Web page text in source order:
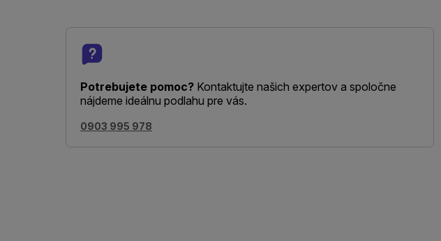
Potrebujete pomoc? Kontaktujte našich expertov a spoločne
nájdeme ideálnu podlahu pre vás.
0903 995 978